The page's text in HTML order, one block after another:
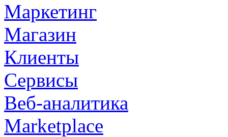
Маркетинг
Магазин
Клиенты
Сервисы
Веб-аналитика
Marketplace